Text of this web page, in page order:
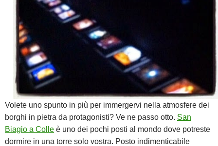
Volete uno spunto in più per immergervi nella atmosfere dei
borghi in pietra da protagonisti? Ve ne passo otto. San
Biagio a Colle è uno dei pochi posti al mondo dove potreste
dormire in una torre solo vostra. Posto indimenticabile